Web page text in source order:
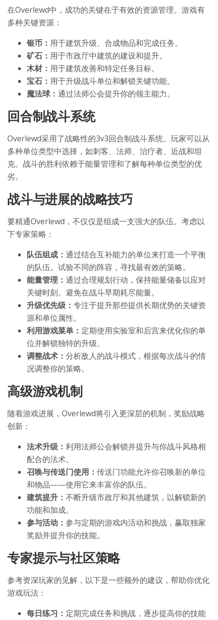
在Overlewd中，成功的关键在于有效的资源管理。游戏有
多种关键资源：
银币： 用于建筑升级、合成物品和完成任务。
矿石： 用于市政厅中建筑的建设和提升。
木材： 用于建筑改善和特定任务目标。
宝石： 用于升级战斗单位和解锁关键功能。
魔法球： 通过法师公会提升你的领主能力。
回合制战斗系统
Overlewd采用了战略性的3v3回合制战斗系统。玩家可以从
多种单位类型中选择，如刺客、法师、治疗者、近战和坦
克。战斗的胜利依赖于能量管理和了解每种单位类型的优
劣。
战斗与进展的战略技巧
要精通Overlewd，不仅仅是组成一支强大的队伍。考虑以
下专家策略：
队伍组成： 通过结合互补能力的单位来打造一个平衡
的队伍。试验不同的阵容，寻找最有效的策略。
能量管理： 通过合理规划行动，保持能量储备以应对
关键时刻。避免在战斗早期耗尽能量。
升级优先级： 专注于提升那些提供长期优势的关键资
源和单位属性。
利用游戏菜单： 定期使用实验室和后宫来优化你的单
位并解锁独特的升级。
调整战术： 分析敌人的战斗模式，根据每次战斗的情
况调整你的策略。
高级游戏机制
随着游戏进展，Overlewd将引入更深层的机制，奖励战略
创新：
法术升级： 利用法师公会解锁并提升与你战斗风格相
配合的法术。
召唤与传送门使用： 传送门功能允许你召唤新的单位
和物品——使用它来丰富你的队伍。
建筑提升： 不断升级市政厅和其他建筑，以解锁新的
功能和加成。
参与活动： 参与定期的游戏内活动和挑战，赢取独家
奖励并提升你的技能。
专家提示与社区策略
参考资深玩家的见解，以下是一些额外的建议，帮助你优化
游戏玩法：
每日练习： 定期完成任务和挑战，逐步提高你的技能